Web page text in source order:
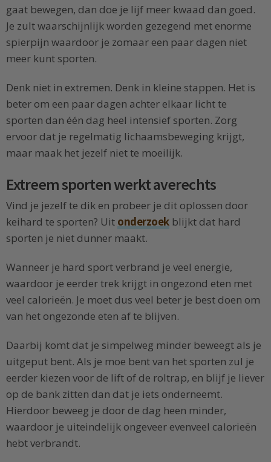
gaat bewegen, dan doe je lijf meer kwaad dan goed.
Je zult waarschijnlijk worden gezegend met enorme
spierpijn waardoor je zomaar een paar dagen niet
meer kunt sporten.
Denk niet in extremen. Denk in kleine stappen. Het is
beter om een paar dagen achter elkaar licht te
sporten dan één dag heel intensief sporten. Zorg
ervoor dat je regelmatig lichaamsbeweging krijgt,
maar maak het jezelf niet te moeilijk.
Extreem sporten werkt averechts
Vind je jezelf te dik en probeer je dit oplossen door
keihard te sporten? Uit onderzoekblijkt dat hard
sporten je niet dunner maakt.
Wanneer je hard sport verbrand je veel energie,
waardoor je eerder trek krijgt in ongezond eten met
veel calorieën. Je moet dus veel beter je best doen om
van het ongezonde eten af te blijven.
Daarbij komt dat je simpelweg minder beweegt als je
uitgeput bent. Als je moe bent van het sporten zul je
eerder kiezen voor de lift of de roltrap, en blijf je liever
op de bank zitten dan dat je iets onderneemt.
Hierdoor beweeg je door de dag heen minder,
waardoor je uiteindelijk ongeveer evenveel calorieën
hebt verbrandt.